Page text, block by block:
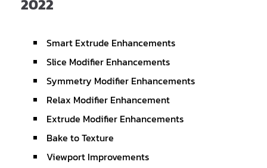
2022
Smart Extrude Enhancements
Slice Modifier Enhancements
Symmetry Modifier Enhancements
Relax Modifier Enhancement
Extrude Modifier Enhancements
Bake to Texture
Viewport Improvements